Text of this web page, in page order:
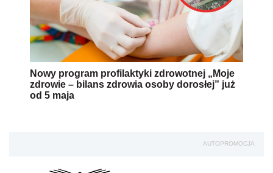
Nowy program profilaktyki zdrowotnej „Moje
zdrowie – bilans zdrowia osoby dorosłej” już
od 5 maja
AUTOPROMOCJA